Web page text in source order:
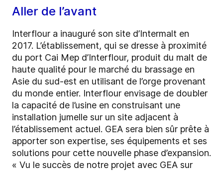
Aller de l’avant
Interflour a inauguré son site d’Intermalt en
2017. L’établissement, qui se dresse à proximité
du port Cai Mep d’Interflour, produit du malt de
haute qualité pour le marché du brassage en
Asie du sud-est en utilisant de l’orge provenant
du monde entier. Interflour envisage de doubler
la capacité de l’usine en construisant une
installation jumelle sur un site adjacent à
l’établissement actuel. GEA sera bien sûr prête à
apporter son expertise, ses équipements et ses
solutions pour cette nouvelle phase d’expansion.
« Vu le succès de notre projet avec GEA sur